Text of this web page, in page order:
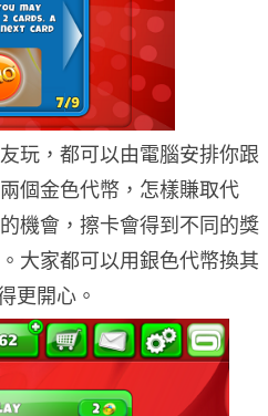
玩，都可以由電腦安排你跟
個金色代幣，怎樣賺取代
機會，擦卡會得到不同的獎
大家都可以用銀色代幣換其
更開心。